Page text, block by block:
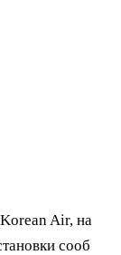
Air, на
сооб